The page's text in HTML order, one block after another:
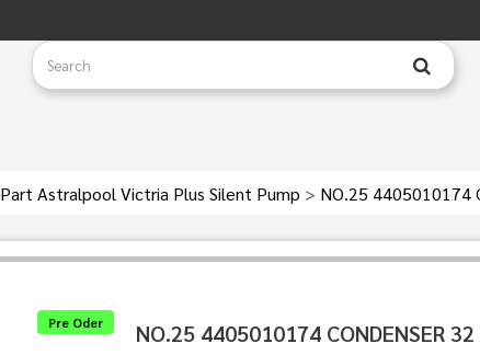
Part Astralpool Victria Plus Silent Pump > NO.25 4405010174
Pre Oder NO.25 4405010174 CONDENSER 32